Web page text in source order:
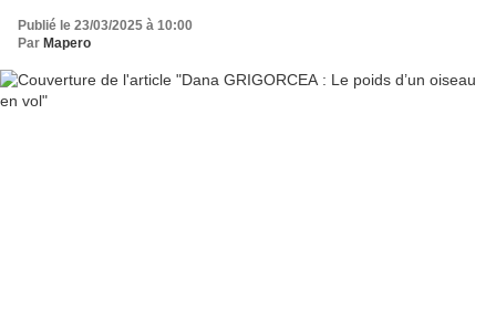
Publié le 23/03/2025 à 10:00
Par Mapero